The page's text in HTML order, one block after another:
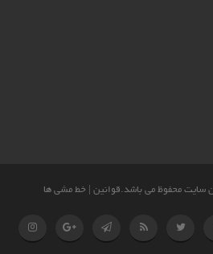
سایت محفوظ می باشد.قوانین خط مشی ها